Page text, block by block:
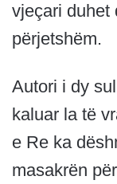
vjeçari duhet
përjetshëm.
Autori i dy
kaluar la të
e Re ka
masakrën